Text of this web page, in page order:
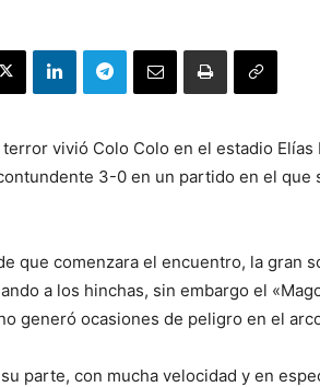
vivió Colo Colo en el estadio
3-0 en un partido en el que
que comenzara el encuentro, la gran
a los hinchas, sin embargo el
generó ocasiones de peligro en el
parte, con mucha velocidad y en